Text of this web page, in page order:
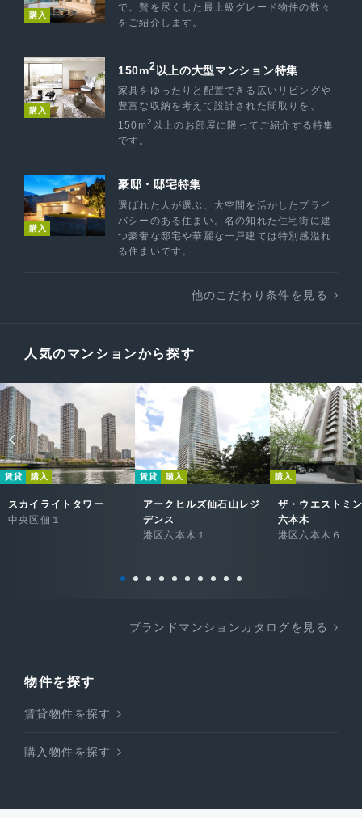
購入
で。贅を尽くした最上級グレード物件の数々
をご紹介します。
購入
150m2 以上の大型マンション特集
家具をゆったりと配置できる広いリビングや
豊富な収納を考えて設計された間取りを、
150m2 以上のお部屋に限ってご紹介する特集
です。
購入
豪邸・邸宅特集
選ばれた人が選ぶ、大空間を活かしたプライ
バシーのある住まい。名の知れた住宅街に建
つ豪奢な邸宅や華麗な一戸建ては特別感溢れ
る住まいです。
他のこだわり条件を見る
人気のマンションから探す
賃貸 購入
スカイライトタワー
中央区佃１
賃貸 購入
アークヒルズ仙石山レジ
デンス
港区六本木１
購入
ザ・ウエストミ
六本木
港区六本木６
ブランドマンションカタログを見る
物件を探す
賃貸物件を探す
購入物件を探す